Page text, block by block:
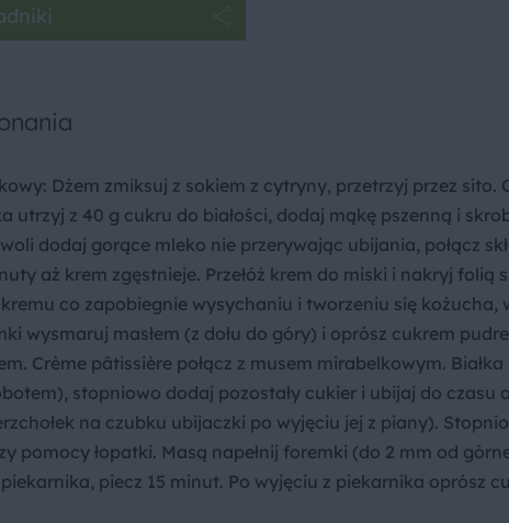
Dżem zmiksuj z sokiem z cytryny, przetrzyj przez sito.
utrzyj z 40 g cukru do białości, dodaj mąkę pszenną i
dodaj gorące mleko nie przerywając ubijania, połącz
aż krem zgęstnieje. Przełóż krem do miski i nakryj folią
co zapobiegnie wysychaniu i tworzeniu się kożucha,
wysmaruj masłem (z dołu do góry) i oprósz cukrem
Crème pâtissière połącz z musem mirabelkowym.
stopniowo dodaj pozostały cukier i ubijaj do czasu
na czubku ubijaczki po wyjęciu jej z piany).
pomocy łopatki. Masą napełnij foremki (do 2 mm od
piecz 15 minut. Po wyjęciu z piekarnika oprósz